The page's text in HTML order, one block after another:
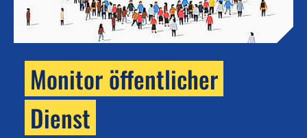
Monitor öffentlicher
Dienst